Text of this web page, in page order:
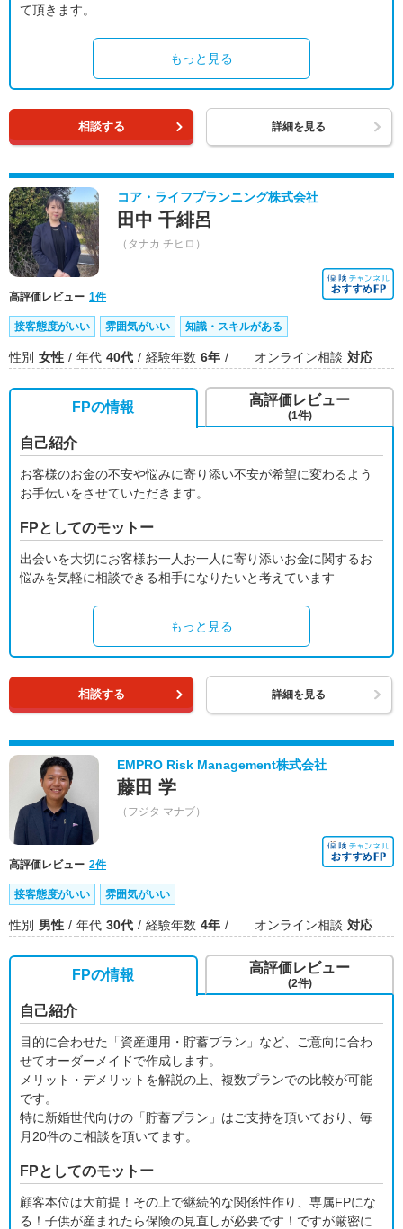
て頂きます。
もっと見る
相談する 詳細を見る
コア・ライフプランニング株式会社
田中 千緋呂
（タナカ チヒロ）
高評価レビュー 1件
接客態度がいい 雰囲気がいい 知識・スキルがある
性別 女性 年代 40代 経験年数 6年 オンライン相談 対応
FPの情報
自己紹介
お客様のお金の不安や悩みに寄り添い不安が希望に変わるよう
お手伝いをさせていただきます。
FPとしてのモットー
出会いを大切にお客様お一人お一人に寄り添いお金に関するお
悩みを気軽に相談できる相手になりたいと考えています
もっと見る
高評価レビュー
(1件)
相談する 詳細を見る
EMPRO Risk Management株式会社
藤田 学
（フジタ マナブ）
高評価レビュー 2件
接客態度がいい 雰囲気がいい
性別 男性 年代 30代 経験年数 4年 オンライン相談 対応
FPの情報
自己紹介
目的に合わせた「資産運用・貯蓄プラン」など、ご意向に合わ
せてオーダーメイドで作成します。
メリット・デメリットを解説の上、複数プランでの比較が可能
です。
特に新婚世代向けの「貯蓄プラン」はご支持を頂いており、毎
月20件のご相談を頂いてます。
FPとしてのモットー
顧客本位は大前提！その上で継続的な関係性作り、専属FPにな
る！子供が産まれたら保険の見直しが必要です！ですが厳密に
高評価レビュー
(2件)